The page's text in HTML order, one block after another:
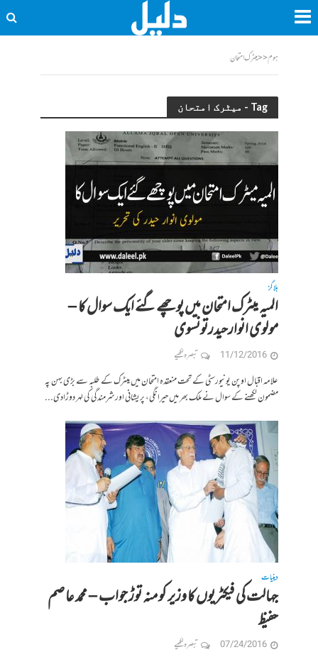
ہوم<<میٹرک امتحان
Tag - میٹرک امتحان
بلاگز
المیہ میٹرک امتحان میں پوچھےگئے ایک سوال کا –
مولوی انوارحیدرتونسوی
11/12/2016 تبصرہ لکھیے
علامہ اقبال اوپن یونیورسٹی کے تحت منعقدہ امتحان میں میٹرک کے طلبہ سے بڑی بہن پہ
مضمون لکھنے کے سوال نے ملک بھر میں حیرانگی، پریشانی اور شرمندگی کی لہر دوڑادی...
دینیات
جہالت کی فیکٹریوں کا وزیر کو منہ توڑ جواب – محمد عاصم
حفیظ
07/24/2016 تبصرہ لکھیے